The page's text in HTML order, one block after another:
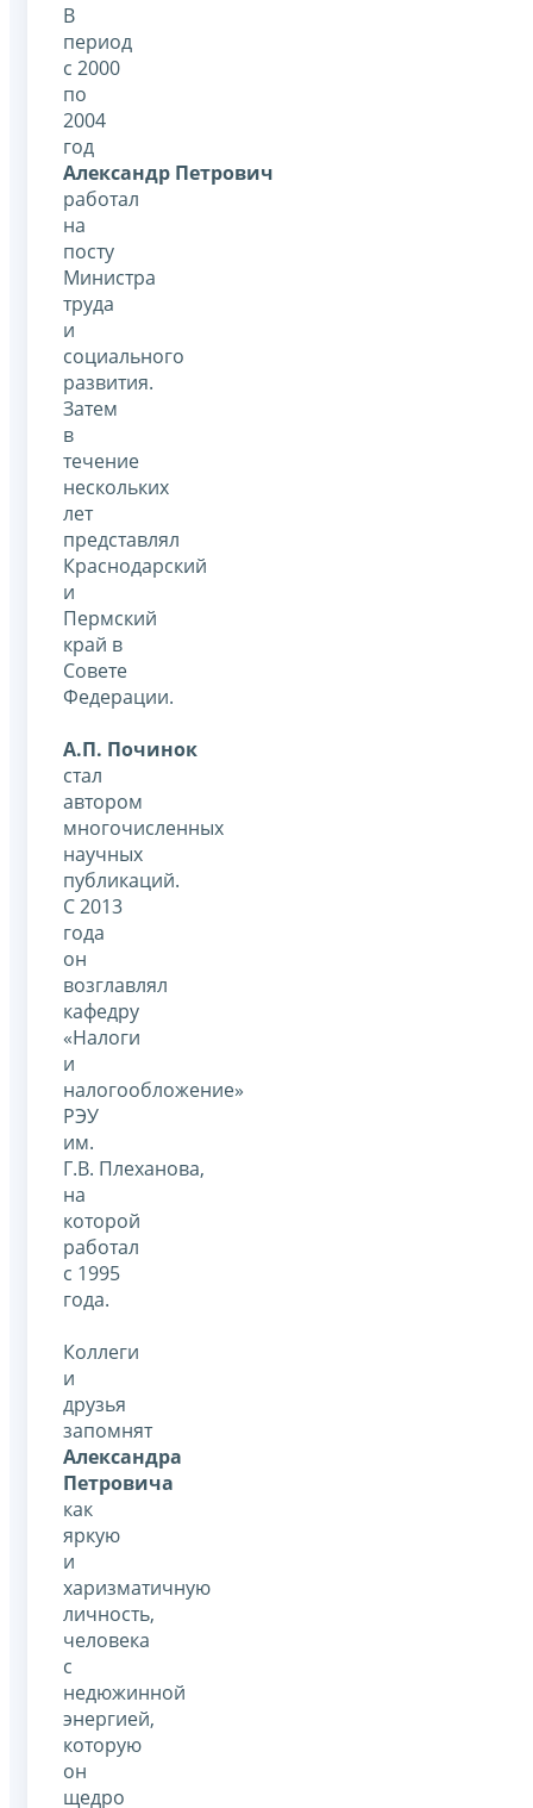
В
период
с 2000
по
2004
год
Александр Петрович
работал
на
посту
Министра
труда
и
социального
развития.
Затем
в
течение
нескольких
лет
представлял
Краснодарский
и
Пермский
край в
Совете
Федерации.
А.П. Починок
стал
автором
многочисленных
научных
публикаций.
С 2013
года
он
возглавлял
кафедру
«Налоги
и
налогообложение»
РЭУ
им.
Г.В. Плеханова,
на
которой
работал
с 1995
года.
Коллеги
и
друзья
запомнят
Александра
Петровича
как
яркую
и
харизматичную
личность,
человека
с
недюжинной
энергией,
которую
он
щедро